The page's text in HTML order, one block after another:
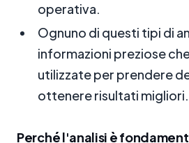
operativa.
Ognuno di questi tipi di
informazioni preziose
utilizzate per prendere
ottenere risultati migliori.
Perché l'analisi è